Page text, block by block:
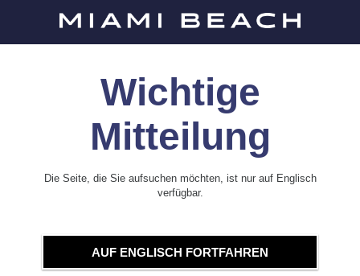
Wichtige
Mitteilung
Die Seite, die Sie aufsuchen möchten, ist nur auf Englisch
verfügbar.
AUF ENGLISCH FORTFAHREN